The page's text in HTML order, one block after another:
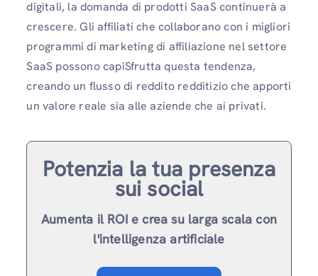
digitali, la domanda di prodotti SaaS continuerà a
crescere. Gli affiliati che collaborano con i migliori
programmi di marketing di affiliazione nel settore
SaaS possono capiSfrutta questa tendenza,
creando un flusso di reddito redditizio che apporti
un valore reale sia alle aziende che ai privati.
Potenzia la tua presenza
sui social
Aumenta il ROI e crea su larga scala con
l'intelligenza artificiale